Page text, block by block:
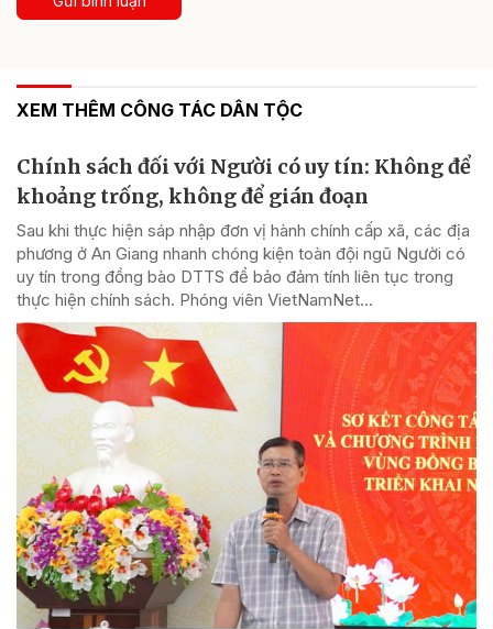
XEM THÊM CÔNG TÁC DÂN TỘC
Chính sách đối với Người có uy tín: Không để
khoảng trống, không để gián đoạn
Sau khi thực hiện sáp nhập đơn vị hành chính cấp xã, các địa
phương ở An Giang nhanh chóng kiện toàn đội ngũ Người có
uy tín trong đồng bào DTTS để bảo đảm tính liên tục trong
thực hiện chính sách. Phóng viên VietNamNet...